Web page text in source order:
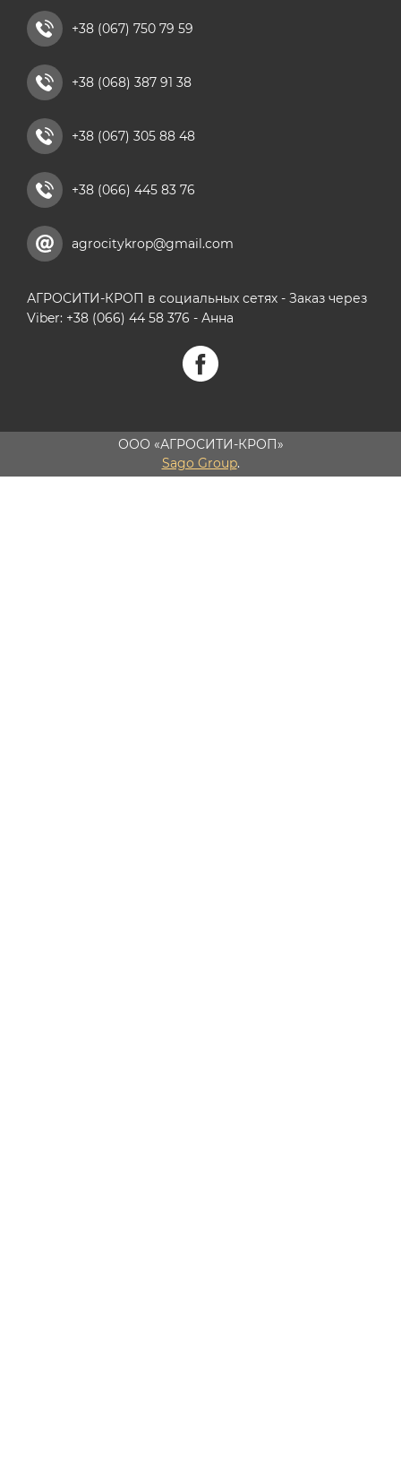
+38 (067) 750 79 59
+38 (068) 387 91 38
+38 (067) 305 88 48
+38 (066) 445 83 76
agrocitykrop@gmail.com
АГРОСИТИ-КРОП в социальных сетях - Заказ через
Viber: +38 (066) 44 58 376 - Анна
ООО «АГРОСИТИ-КРОП»
Sago Group.